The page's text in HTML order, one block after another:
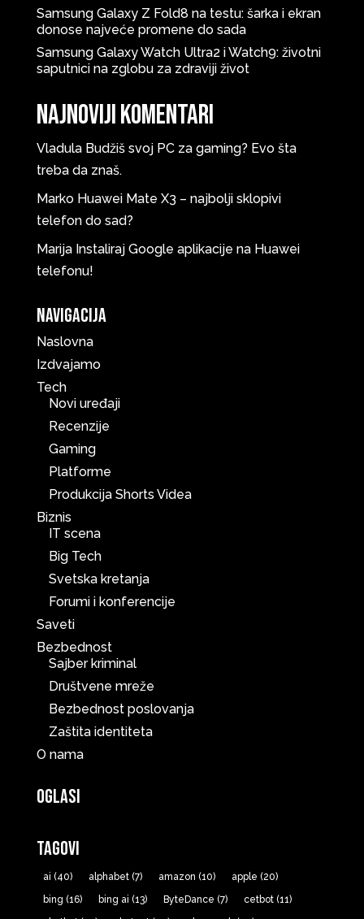
Samsung Galaxy Z Fold8 na testu: šarka i ekran
donose najveće promene do sada
Samsung Galaxy Watch Ultra2 i Watch9: životni
saputnici na zglobu za zdraviji život
Najnoviji komentari
Vladula Budžiš svoj PC za gaming? Evo šta
treba da znaš.
Marko Huawei Mate X3 – najbolji sklopivi
telefon do sad?
Marija Instaliraj Google aplikacije na Huawei
telefonu!
Navigacija
Naslovna
Izdvajamo
Tech
Novi uređaji
Recenzije
Gaming
Platforme
Produkcija Shorts Videa
Biznis
IT scena
Big Tech
Svetska kretanja
Forumi i konferencije
Saveti
Bezbednost
Sajber kriminal
Društvene mreže
Bezbednost poslovanja
Zaštita identiteta
O nama
Oglasi
Tagovi
ai (40) alphabet(7) amazon (10) apple (20)
bing (16) bing ai (13) ByteDance (7) cetbot(11)